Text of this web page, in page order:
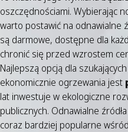
oszczędnościami. Wybierając
warto postawić na odnawialne
są darmowe, dostępne dla
chronić się przed wzrostem
Najlepszą opcją dla
ekonomicznie ogrzewania jest
lat inwestuje w ekologiczne
publicznych. Odnawialne
coraz bardziej popularne